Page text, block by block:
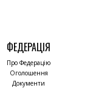
ФЕДЕРАЦІЯ
Про Федерацію
Оголошення
Документи